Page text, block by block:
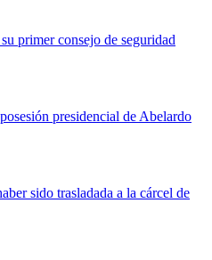
primer consejo de seguridad
presidencial de Abelardo
sido trasladada a la cárcel de